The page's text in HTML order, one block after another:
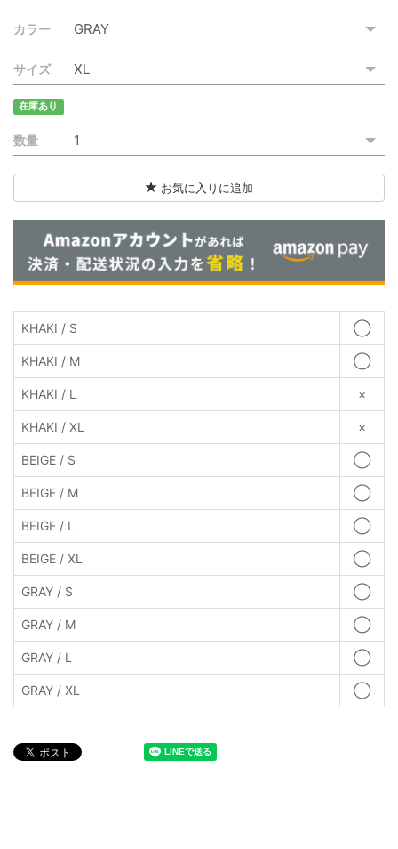
ご利用規約
カラー
サイズ
在庫あり
数量
お気に入りに追加
KHAKI / S ◯
KHAKI / M ◯
KHAKI / L ×
KHAKI / XL ×
BEIGE / S ◯
BEIGE / M ◯
BEIGE / L ◯
BEIGE / XL ◯
GRAY / S ◯
GRAY / M ◯
GRAY / L ◯
GRAY / XL ◯